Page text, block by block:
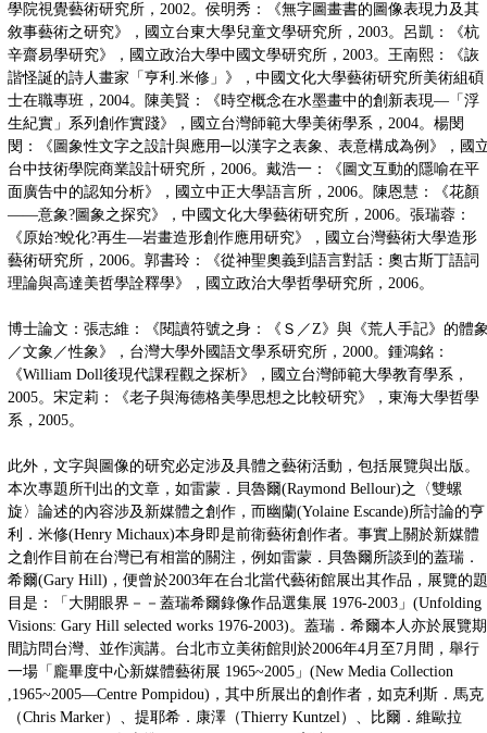
學院視覺藝術研究所，2002。侯明秀：《無字圖畫書的圖像表現力及其
敘事藝術之研究》，國立台東大學兒童文學研究所，2003。呂凱：《杭
辛齋易學研究》，國立政治大學中國文學研究所，2003。王南熙：《詼
諧怪誕的詩人畫家「亨利.米修」》，中國文化大學藝術研究所美術組碩
士在職專班，2004。陳美賢：《時空概念在水墨畫中的創新表現—「浮
生紀實」系列創作實踐》，國立台灣師範大學美術學系，2004。楊閔
閔：《圖象性文字之設計與應用─以漢字之表象、表意構成為例》，國
台中技術學院商業設計研究所，2006。戴浩一：《圖文互動的隱喻在平
面廣告中的認知分析》，國立中正大學語言所，2006。陳恩慧：《花顏
――意象?圖象之探究》，中國文化大學藝術研究所，2006。張瑞蓉：
《原始?蛻化?再生—岩畫造形創作應用研究》，國立台灣藝術大學造形
藝術研究所，2006。郭書玲：《從神聖奧義到語言對話：奧古斯丁語詞
理論與高達美哲學詮釋學》，國立政治大學哲學研究所，2006。
博士論文：張志維：《閱讀符號之身：《Ｓ／Ζ》與《荒人手記》的體
／文象／性象》，台灣大學外國語文學系研究所，2000。鍾鴻銘：
《William Doll後現代課程觀之探析》，國立台灣師範大學教育學系，
2005。宋定莉：《老子與海德格美學思想之比較研究》，東海大學哲學
系，2005。
此外，文字與圖像的研究必定涉及具體之藝術活動，包括展覽與出版。
本次專題所刊出的文章，如雷蒙．貝魯爾(Raymond Bellour)之〈雙螺
旋〉論述的內容涉及新媒體之創作，而幽蘭(Yolaine Escande)所討論的亨
利．米修(Henry Michaux)本身即是前衛藝術創作者。事實上關於新媒體
之創作目前在台灣已有相當的關注，例如雷蒙．貝魯爾所談到的蓋瑞．
希爾(Gary Hill)，便曾於2003年在台北當代藝術館展出其作品，展覽的題
目是：「大開眼界－－蓋瑞希爾錄像作品選集展 1976-2003」(Unfolding
Visions: Gary Hill selected works 1976-2003)。蓋瑞．希爾本人亦於展覽期
間訪問台灣、並作演講。台北市立美術館則於2006年4月至7月間，舉行
一場「龐畢度中心新媒體藝術展 1965~2005」(New Media Collection
,1965~2005—Centre Pompidou)，其中所展出的創作者，如克利斯．馬克
（Chris Marker）、提耶希．康澤（Thierry Kuntzel）、比爾．維歐拉